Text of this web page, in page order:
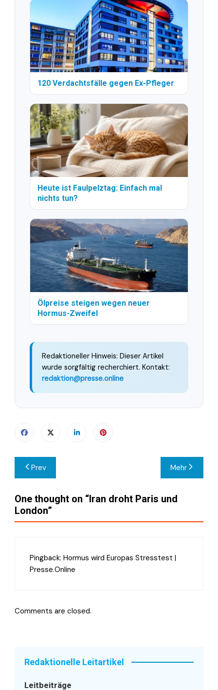
120 Verdachtsfälle gegen Ex-Pfleger
Heute ist Faulpelztag: Einfach mal
nichts tun?
Ölpreise steigen wegen neuer
Hormus-Zweifel
Redaktioneller Hinweis: Dieser Artikel
wurde sorgfältig recherchiert. Kontakt:
redaktion@presse.online
Beitragsnavigation
Prev Mehr
One thought on “Iran droht Paris und
London”
Pingback: Hormus wird Europas Stresstest |
Presse.Online
Comments are closed.
Redaktionelle Leitartikel
Leitbeiträge